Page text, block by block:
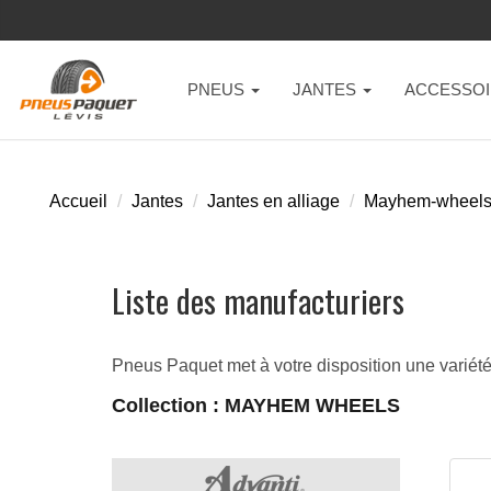
PNEUS JANTES
Accueil Jantes Jantes en alliage Mayhem-wheels
Liste des manufacturiers
Pneus Paquet met à votre disposition une
Collection : MAYHEM WHEELS